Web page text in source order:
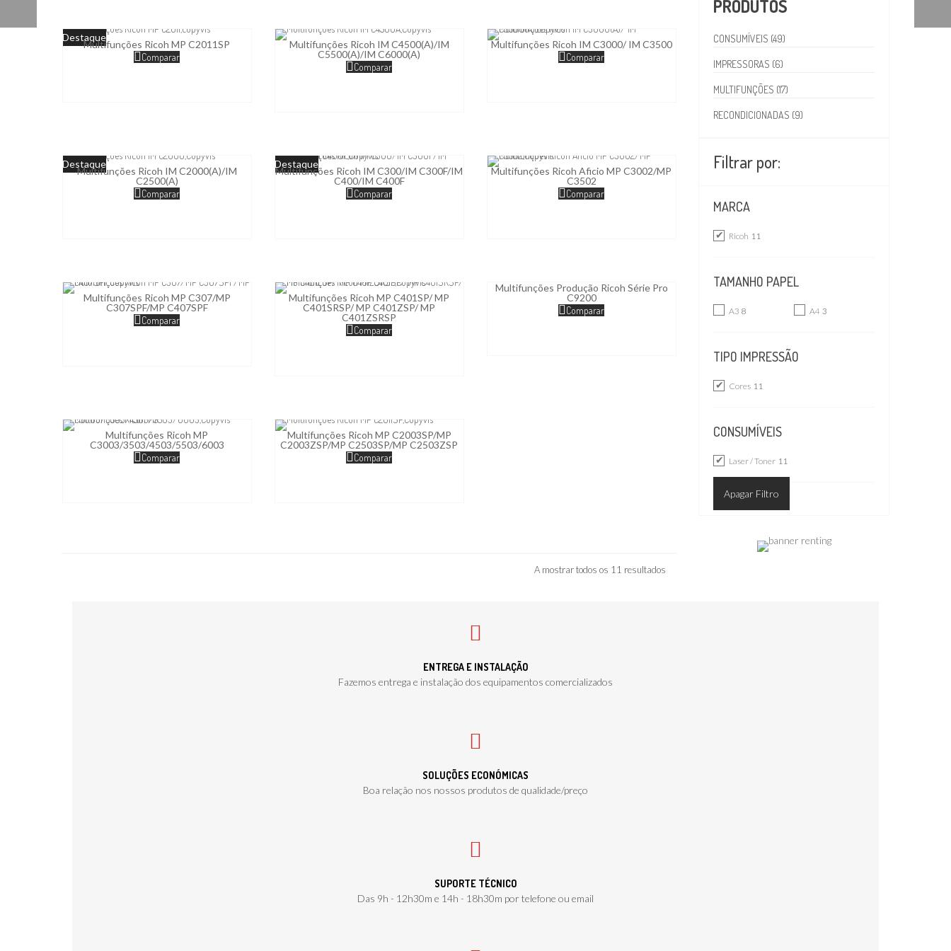
Destaque
Multifunções Ricoh MP C2011SP
Comparar
Multifunções Ricoh IM C4500(A)/IM
C5500(A)/IM C6000(A)
Comparar
Multifunções Ricoh IM C3000/ IM C3500
Comparar
Destaque
Multifunções Ricoh IM C2000(A)/IM
C2500(A)
Comparar
Destaque
Multifunções Ricoh IM C300/IM C300F/IM
C400/IM C400F
Comparar
Multifunções Ricoh Aficio MP C3002/MP
C3502
Comparar
Multifunções Ricoh MP C307/MP
C307SPF/MP C407SPF
Comparar
Multifunções Ricoh MP C401SP/ MP
C401SRSP/ MP C401ZSP/ MP
C401ZSRSP
Comparar
Multifunções Produção Ricoh Série Pro
C9200
Comparar
Multifunções Ricoh MP
C3003/3503/4503/5503/6003
Comparar
Multifunções Ricoh MP C2003SP/MP
C2003ZSP/MP C2503SP/MP C2503ZSP
Comparar
A mostrar todos os 11 resultados
PRODUTOS
CONSUMÍVEIS (49)
IMPRESSORAS (6)
MULTIFUNÇÕES (17)
RECONDICIONADAS (9)
Filtrar por:
MARCA
Ricoh 11
TAMANHO PAPEL
A3 8 A4 3
TIPO IMPRESSÃO
Cores 11
CONSUMÍVEIS
Laser / Toner 11
Apagar Filtro
ENTREGA E INSTALAÇÃO
Fazemos entrega e instalação dos equipamentos comercializados
SOLUÇÕES ECONÓMICAS
Boa relação nos nossos produtos de qualidade/preço
SUPORTE TÉCNICO
Das 9h - 12h30m e 14h - 18h30m por telefone ou email